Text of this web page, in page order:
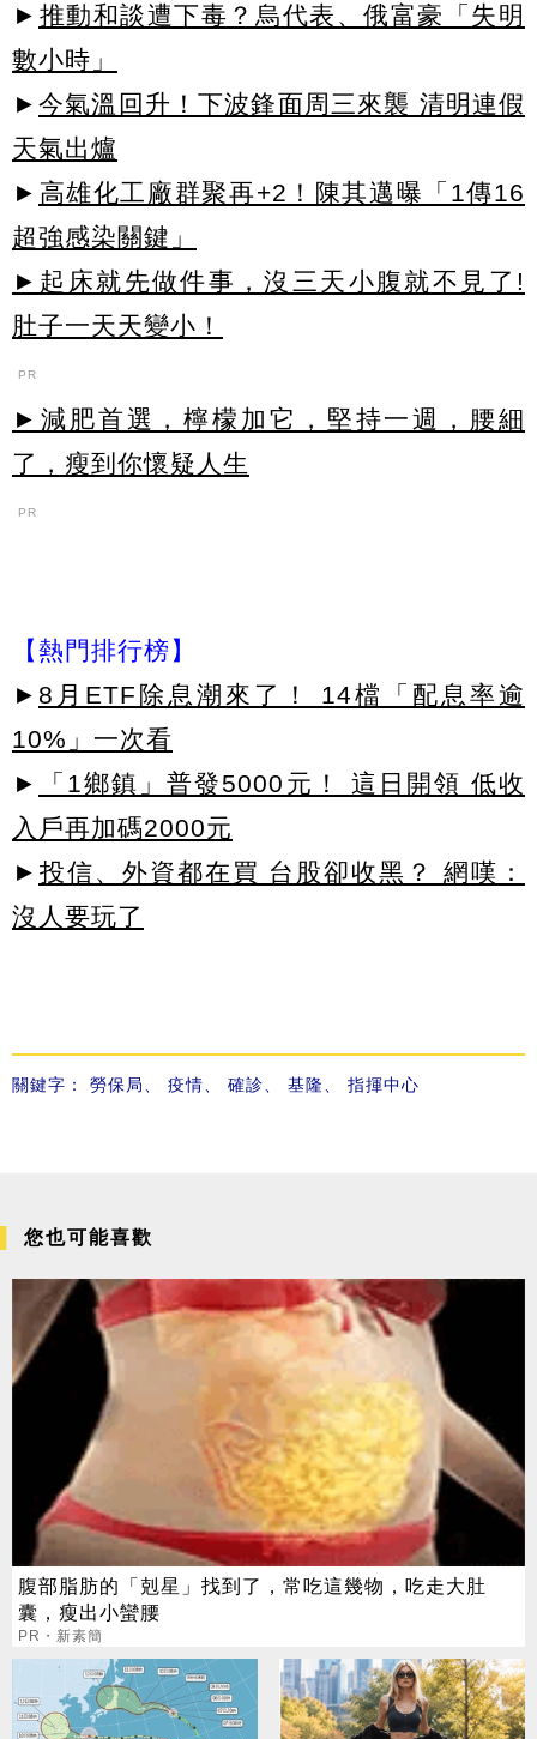
► 推動和談遭下毒？烏代表、俄富豪「失明
數小時」
► 今氣溫回升！下波鋒面周三來襲 清明連假
天氣出爐
► 高雄化工廠群聚再+2！陳其邁曝「1傳16
超強感染關鍵」
►起床就先做件事，沒三天小腹就不見了!
肚子一天天變小！
PR
►減肥首選，檸檬加它，堅持一週，腰細
了，瘦到你懷疑人生
PR
【熱門排行榜】
► 8月ETF除息潮來了！ 14檔「配息率逾
10%」一次看
►
「1鄉鎮」普發5000元！ 這日開領 低收
入戶再加碼2000元
► 投信、外資都在買 台股卻收黑？ 網嘆：
沒人要玩了
關鍵字： 勞保局、 疫情、 確診、 基隆、 指揮中心
您也可能喜歡
腹部脂肪的「剋星」找到了，常吃這幾物，吃走大肚
囊，瘦出小蠻腰
PR・新素簡